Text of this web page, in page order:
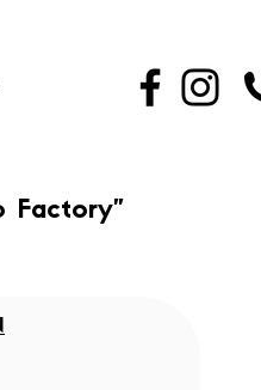
Factory"